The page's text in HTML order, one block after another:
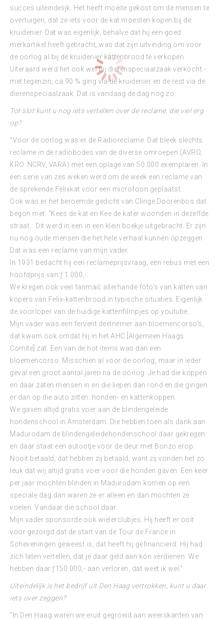
succes uiteindelijk. Het heeft moeite gekost om de mensen te
overtuigen, dat ze iets voor de kat moesten kopen bij de
kruidenier. Dat was eigenlijk, behalve dat hij een goed
merkartikel heeft gebracht, was dat zijn uitvinding om voor
de oorlog al bij de kruidenier kattenbrood te verkopen.
Uiteraard werd het ook wel bij dierenspeciaalzaak verkocht.-
met tegenzin, ca.90 % ging via de kruidenier en de rest via de
dierenspeciaalzaak. Dat is vandaag de dag nog zo.
Tot slot kunt u nog iets vertellen over de reclame, die viel erg
op?
“Voor de oorlog was er de Radioreclame. Dat bleek slechts
reclame in de radiobodes van de diverse omroepen (AVRO,
KRO. NCRV, VARA) met een oplage van 50.000 exemplaren. In
een serie van zes weken werd om de week een reclame van
de sprekende Felixkat voor een microfoon geplaatst.
Ook was er het beroemde gedicht van Clinge Doorenbos dat
begon met: “Kees de kat en Kee de kater woonden in dezelfde
straat… Dit werd in een in een klein boekje uitgebracht. Er zijn
nu nog oude mensen die het hele verhaal kunnen opzeggen.
Dat was een reclame van mijn vader.
In 1931 bedacht hij een reclameprijsvraag, een rebus met een
hoofdprijs van ƒ 1.000,-.
We kregen ook veel fanmail; allerhande foto’s van katten van
kopers van Felix-kattenbrood in typische situaties. Eigenlijk
de voorloper van de huidige kattenfilmpjes op youtube.
Mijn vader was een fervent deelnemer aan bloemencorso’s,
dat kwam ook omdat hij in het AHC [Algemeen Haags
Comité] zat. Een van de hot items was dan een
bloemencorso. Misschien al voor de oorlog, maar in ieder
geval een groot aantal jaren na de oorlog. Je had die koppen
en daar zaten mensen in en die liepen dan rond en die gingen
er dan op die auto zitten: honden- en kattenkoppen.
We gaven altijd gratis voer aan de blindengeleide
hondenschool in Amsterdam. Die hebben toen als dank aan
Madurodam de blindengeleidehondenschool daar gekregen
en daar staat een autootje voor de deur met Bonzo erop.
Nooit betaald, dat hebben zij betaald, want zij vonden het zo
leuk dat wij altijd gratis voer voor die honden gaven. Een keer
per jaar mochten blinden in Madurodam komen op een
speciale dag dan waren ze er alleen en dan mochten ze
voelen. Vandaar die school daar.
Mijn vader sponsorde ook wielerclubjes. Hij heeft er ooit
voor gezorgd dat de start van de Tour de France in
Scheveningen geweest is, dat heeft hij gefinancierd. Hij had
zich laten vertellen, dat je daar geld aan kon verdienen. We
hebben daar ƒ150.000,- aan verloren, dat weet ik wel.”
Uiteindelijk is het bedrijf uit Den Haag vertrokken, kunt u daar
iets over zeggen?
“In Den Haag waren we eruit gegroeid aan weerskanten van